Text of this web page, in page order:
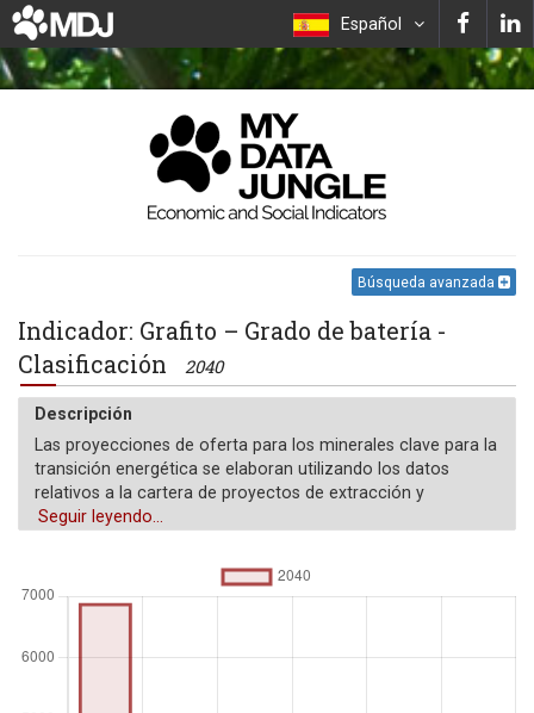
Español
Búsqueda avanzada
Indicador: Grafito – Grado de batería -
Clasificación
2040
Descripción
Las proyecciones de oferta para los minerales clave para la
transición energética se elaboran utilizando los datos
relativos a la cartera de proyectos de extracción y
refinación operativos y anunciados por país. El "caso base"
funcionamiento, basándose en varios factores como el
estado de financiación, los permisos y los estudios de
viabilidad.
Seguir leyendo...